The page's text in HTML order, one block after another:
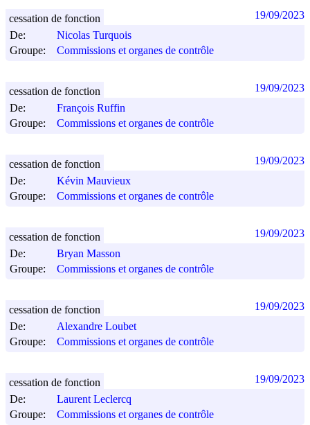
De:
Nicolas Turquois
Groupe:
Commissions et organes de contrôle
cessation de fonction 19/09/2023
De:
François Ruffin
Groupe:
Commissions et organes de contrôle
cessation de fonction 19/09/2023
De:
Kévin Mauvieux
Groupe:
Commissions et organes de contrôle
cessation de fonction 19/09/2023
De:
Bryan Masson
Groupe:
Commissions et organes de contrôle
cessation de fonction 19/09/2023
De:
Alexandre Loubet
Groupe:
Commissions et organes de contrôle
cessation de fonction 19/09/2023
De:
Laurent Leclercq
Groupe:
Commissions et organes de contrôle
cessation de fonction 19/09/2023